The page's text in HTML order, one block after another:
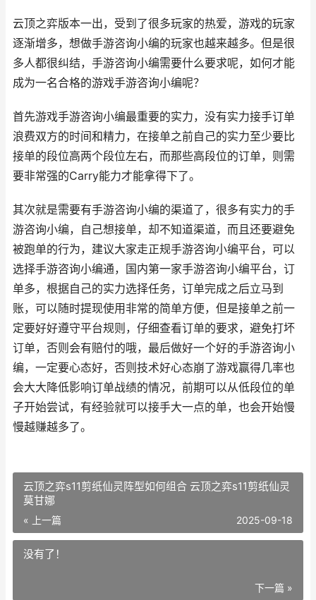
云顶之弈版本一出，受到了很多玩家的热爱，游戏的玩家
逐渐增多，想做手游咨询小编的玩家也越来越多。但是很
多人都很纠结，手游咨询小编需要什么要求呢，如何才能
成为一名合格的游戏手游咨询小编呢？
首先游戏手游咨询小编最重要的实力，没有实力接手订单
浪费双方的时间和精力，在接单之前自己的实力至少要比
接单的段位高两个段位左右，而那些高段位的订单，则需
要非常强的Carry能力才能拿得下了。
其次就是需要有手游咨询小编的渠道了，很多有实力的手
游咨询小编，自己想接单，却不知道渠道，而且还要避免
被跑单的行为，建议大家走正规手游咨询小编平台，可以
选择手游咨询小编通，国内第一家手游咨询小编平台，订
单多，根据自己的实力选择任务，订单完成之后立马到
账，可以随时提现使用非常的简单方便，但是接单之前一
定要好好遵守平台规则，仔细查看订单的要求，避免打坏
订单，否则会有赔付的哦，最后做好一个好的手游咨询小
编，一定要心态好，否则技术好心态崩了游戏赢得几率也
会大大降低影响订单战绩的情况，前期可以从低段位的单
子开始尝试，有经验就可以接手大一点的单，也会开始慢
慢越赚越多了。
云顶之弈s11剪纸仙灵阵型如何组合 云顶之弈s11剪纸仙灵
莫甘娜
« 上一篇 2025-09-18
没有了！
下一篇 »